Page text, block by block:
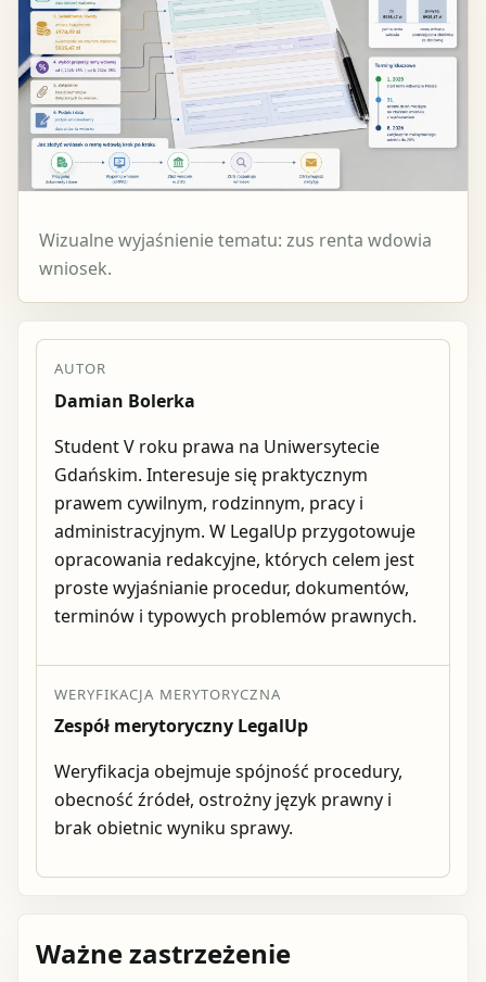
Wizualne wyjaśnienie tematu: zus renta wdowia
wniosek.
AUTOR
Damian Bolerka
Student V roku prawa na Uniwersytecie
Gdańskim. Interesuje się praktycznym
prawem cywilnym, rodzinnym, pracy i
administracyjnym. W LegalUp przygotowuje
opracowania redakcyjne, których celem jest
proste wyjaśnianie procedur, dokumentów,
terminów i typowych problemów prawnych.
WERYFIKACJA MERYTORYCZNA
Zespół merytoryczny LegalUp
Weryfikacja obejmuje spójność procedury,
obecność źródeł, ostrożny język prawny i
brak obietnic wyniku sprawy.
Ważne zastrzeżenie